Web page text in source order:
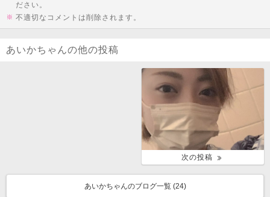
ださい。
不適切なコメントは削除されます。
あいかちゃんの他の投稿
次の投稿
あいかちゃんのブログ一覧 (24)